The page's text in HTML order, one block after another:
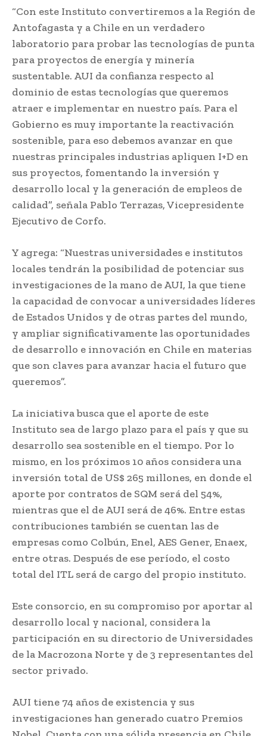
“Con este Instituto convertiremos a la Región de
Antofagasta y a Chile en un verdadero
laboratorio para probar las tecnologías de punta
para proyectos de energía y minería
sustentable. AUI da confianza respecto al
dominio de estas tecnologías que queremos
atraer e implementar en nuestro país. Para el
Gobierno es muy importante la reactivación
sostenible, para eso debemos avanzar en que
nuestras principales industrias apliquen I+D en
sus proyectos, fomentando la inversión y
desarrollo local y la generación de empleos de
calidad”, señala Pablo Terrazas, Vicepresidente
Ejecutivo de Corfo.
Y agrega: “Nuestras universidades e institutos
locales tendrán la posibilidad de potenciar sus
investigaciones de la mano de AUI, la que tiene
la capacidad de convocar a universidades líderes
de Estados Unidos y de otras partes del mundo,
y ampliar significativamente las oportunidades
de desarrollo e innovación en Chile en materias
que son claves para avanzar hacia el futuro que
queremos”.
La iniciativa busca que el aporte de este
Instituto sea de largo plazo para el país y que su
desarrollo sea sostenible en el tiempo. Por lo
mismo, en los próximos 10 años considera una
inversión total de US$ 265 millones, en donde el
aporte por contratos de SQM será del 54%,
mientras que el de AUI será de 46%. Entre estas
contribuciones también se cuentan las de
empresas como Colbún, Enel, AES Gener, Enaex,
entre otras. Después de ese período, el costo
total del ITL será de cargo del propio instituto.
Este consorcio, en su compromiso por aportar al
desarrollo local y nacional, considera la
participación en su directorio de Universidades
de la Macrozona Norte y de 3 representantes del
sector privado.
AUI tiene 74 años de existencia y sus
investigaciones han generado cuatro Premios